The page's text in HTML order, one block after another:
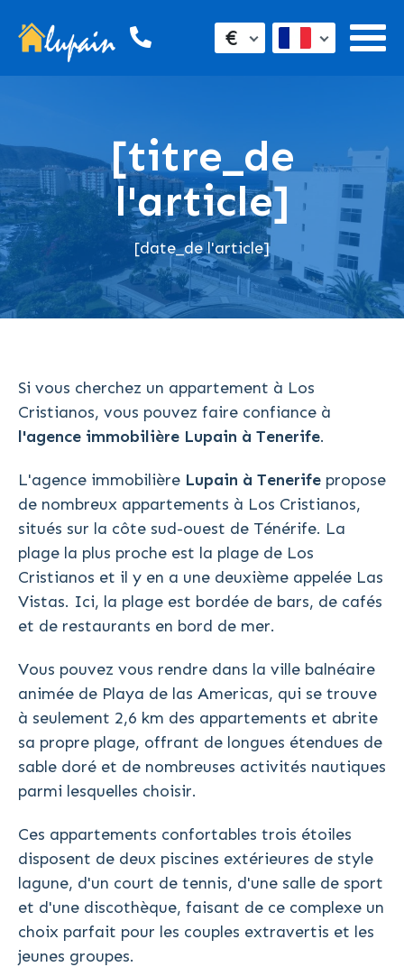
€
[titre_de
l'article]
[date_de l'article]
Si vous cherchez un appartement à Los
Cristianos, vous pouvez faire confiance à
l'agence immobilière Lupain à Tenerife.
L'agence immobilière Lupain à Tenerife propose
de nombreux appartements à Los Cristianos,
situés sur la côte sud-ouest de Ténérife. La
plage la plus proche est la plage de Los
Cristianos et il y en a une deuxième appelée Las
Vistas. Ici, la plage est bordée de bars, de cafés
et de restaurants en bord de mer.
Vous pouvez vous rendre dans la ville balnéaire
animée de Playa de las Americas, qui se trouve
à seulement 2,6 km des appartements et abrite
sa propre plage, offrant de longues étendues de
sable doré et de nombreuses activités nautiques
parmi lesquelles choisir.
Ces appartements confortables trois étoiles
disposent de deux piscines extérieures de style
lagune, d'un court de tennis, d'une salle de sport
et d'une discothèque, faisant de ce complexe un
choix parfait pour les couples extravertis et les
jeunes groupes.